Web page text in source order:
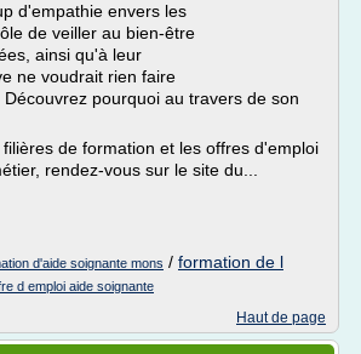
d'empathie envers les
de veiller au bien-être
ainsi qu'à leur
ne voudrait rien faire
pourquoi au travers de son
de formation et les offres d'emploi
rendez-vous sur le site du...
d'aide soignante mons / formation de l
d emploi aide soignante
Haut de page